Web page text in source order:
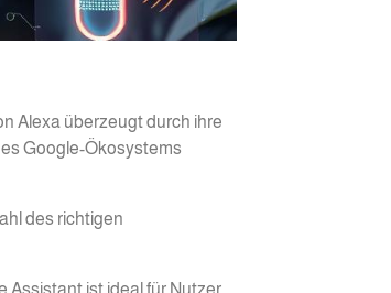
Alexa überzeugt durch ihre
Google-Ökosystems
des richtigen
Assistant ist ideal für Nutzer,